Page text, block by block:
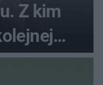
Z kim